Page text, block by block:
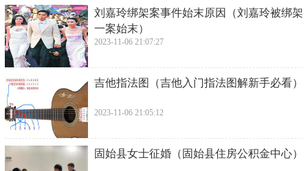
​刘嘉玲绑架案事件始末原因（刘嘉玲被绑架
一案始末）
2023-11-06 21:07:27
​吉他指法图（吉他入门指法图解新手必看）
2023-11-06 21:05:12
​固始县女士征婚（固始县住房公积金中心）